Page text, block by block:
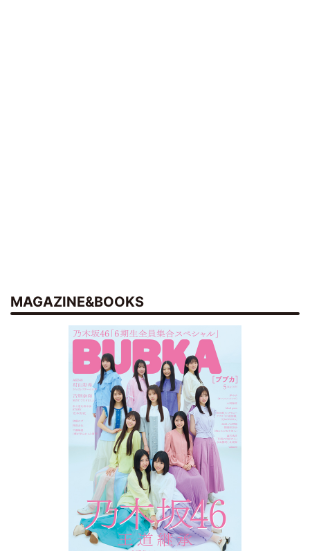
MAGAZINE&BOOKS